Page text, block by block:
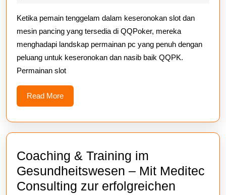
Mulai
Bertaruh
Hari
Ketika pemain tenggelam dalam keseronokan slot dan
mesin pancing yang tersedia di QQPoker, mereka
menghadapi landskap permainan pc yang penuh dengan
peluang untuk keseronokan dan nasib baik QQPK.
Permainan slot
Read MoreRead
More
Coaching & Training im
Gesundheitswesen – Mit Meditec
Consulting zur erfolgreichen